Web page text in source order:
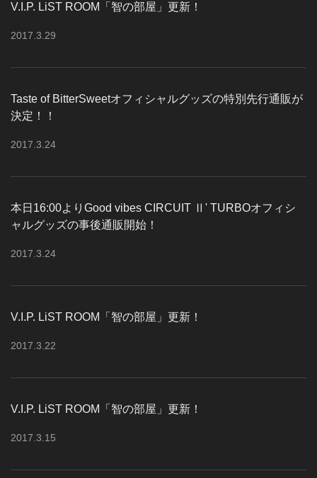
V.I.P. LiST ROOM「智の部屋」更新！
2017 3 29
Taste of BitterSweetオフィシャルグッズの特別先行通販が
決定！！
2017 3 24
本日16:00よりGood vibes CIRCUIT Ⅱ' TURBOオフィシ
ャルグッズの事後通販開始！
2017 3 24
V.I.P. LiST ROOM「智の部屋」更新！
2017 3 22
V.I.P. LiST ROOM「智の部屋」更新！
2017 3 15